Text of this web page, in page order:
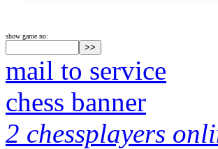
show game no:
mail to service
chess banner
2 chessplayers